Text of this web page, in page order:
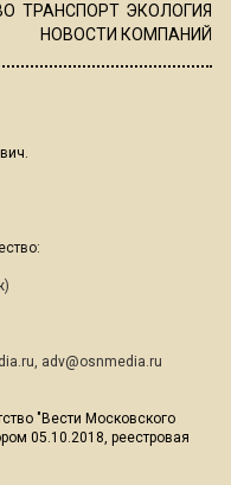
ТРАНСПОРТ ЭКОЛОГИЯ
НОВОСТИ КОМПАНИЙ
, adv@osnmedia.ru
"Вести Московского
05.10.2018, реестровая